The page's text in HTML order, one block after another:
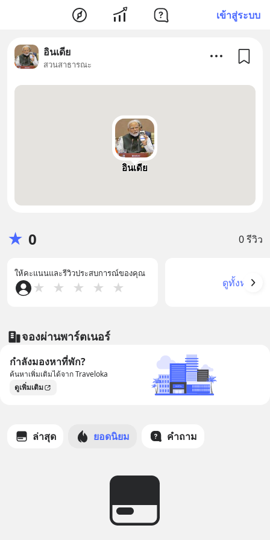
เข้าสู่ระบบ
อินเดีย
สวนสาธารณะ
อินเดีย
★ 0 0 รีวิว
ให้คะแนนและรีวิวประสบการณ์ของคุณ
★ ★ ★ ★ ★ ดูทั้งหมด
จองผ่านพาร์ตเนอร์
กำลังมองหาที่พัก?
ค้นหาเพิ่มเติมได้จาก Traveloka
ดูเพิ่มเติม
ล่าสุด ยอดนิยม คำถาม